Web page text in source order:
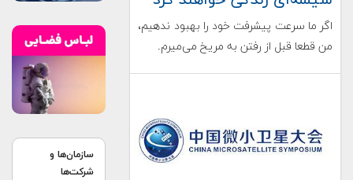
اگر ما سرعت پیشرفت خود را بهبود ندهیم،
من قطعا قبل از رفتن به مریخ می‌میرم.
سازمان‌ها و
شرکت‌ها